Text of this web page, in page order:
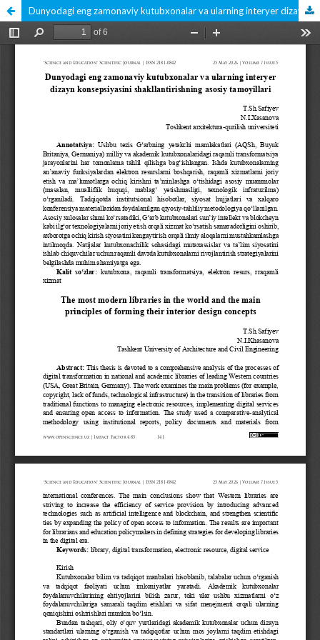
Dunyodagi eng zamonaviy kutubxonalar va ularning interyer dizayn konsepsiyasini shakllantirishning asosiy tamoyillari